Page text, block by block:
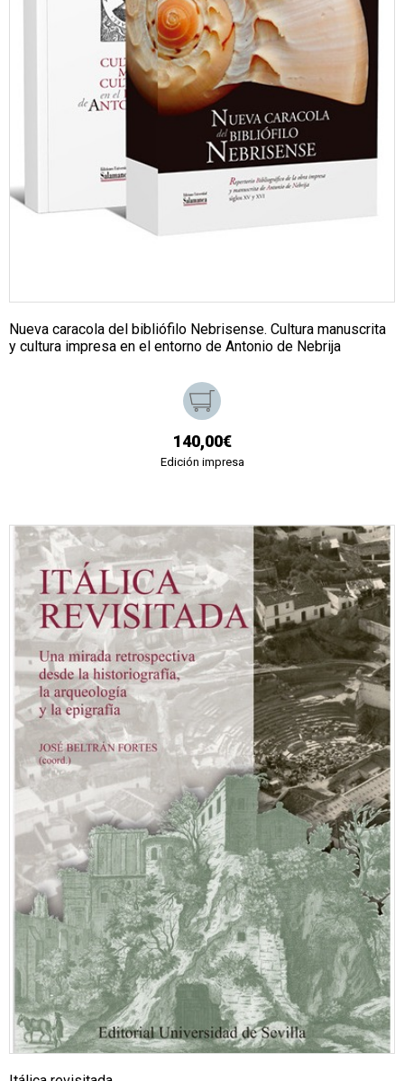
Nueva caracola del bibliófilo Nebrisense. Cultura manuscrita
y cultura impresa en el entorno de Antonio de Nebrija
140,00€
Edición impresa